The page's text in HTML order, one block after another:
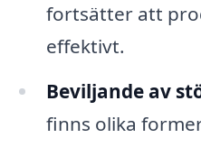
fortsätter att
effektivt.
Beviljande av
finns olika